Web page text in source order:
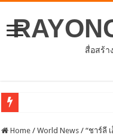
สื่อสร้า
การประชาคมหมู่บ้านตำบลชำฆ้
Home / World News / “ชาร์ลี